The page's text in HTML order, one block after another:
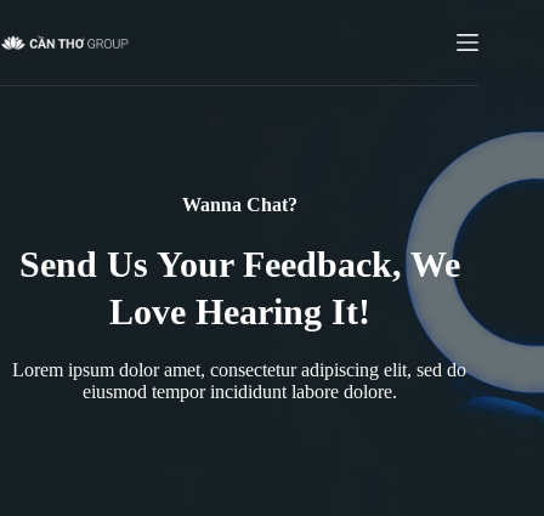
Wanna Chat?
Send Us Your Feedback, We
Love Hearing It!
Lorem ipsum dolor amet, consectetur adipiscing elit, sed do
eiusmod tempor incididunt labore dolore.